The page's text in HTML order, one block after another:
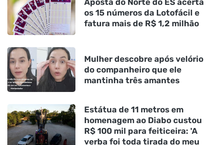
os 15 números da Lotofácil e
fatura mais de R$ 1,2 milhão
Mulher descobre após velório
do companheiro que ele
mantinha três amantes
Estátua de 11 metros em
homenagem ao Diabo custou
R$ 100 mil para feiticeira: 'A
verba foi toda tirada do meu